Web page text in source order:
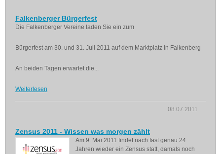
Falkenberger Bürgerfest
Die Falkenberger Vereine laden Sie ein zum
Bürgerfest am 30. und 31. Juli 2011 auf dem Marktplatz in Falkenberg
An beiden Tagen erwartet die...
Weiterlesen
08.07.2011
Zensus 2011 - Wissen was morgen zählt
Am 9. Mai 2011 findet nach fast genau 24
Jahren wieder ein Zensus statt, damals noch